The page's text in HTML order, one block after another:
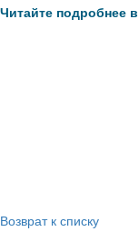
Читайте подробнее
Возврат к списку